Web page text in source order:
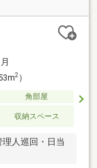
2）
角部屋
収納スペース
人巡回・日当